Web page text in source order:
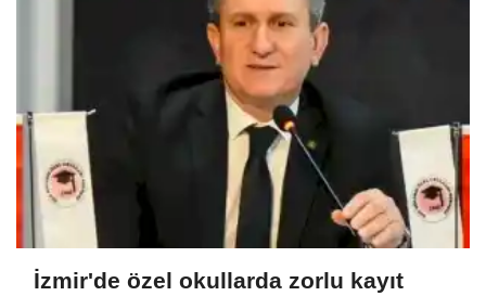
İzmir'de özel okullarda zorlu kayıt